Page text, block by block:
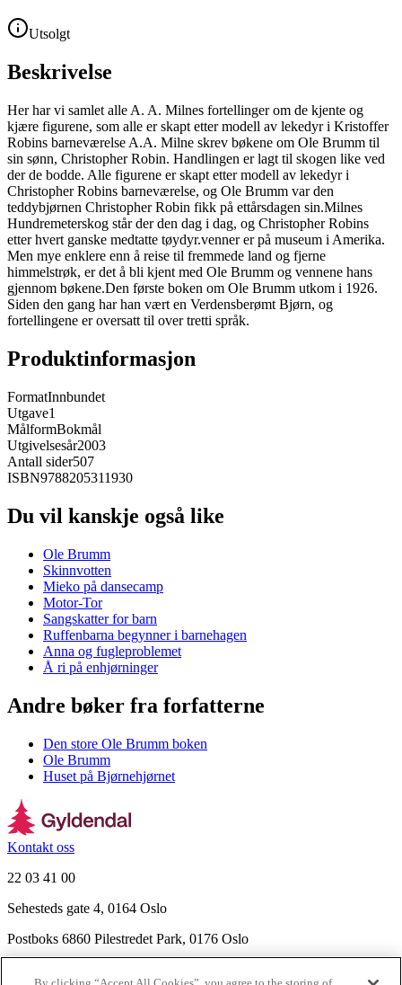
Utsolgt
Beskrivelse
Her har vi samlet alle A. A. Milnes fortellinger om de kjente og
kjære figurene, som alle er skapt etter modell av lekedyr i Kristoffer
Robins barneværelse A.A. Milne skrev bøkene om Ole Brumm til
sin sønn, Christopher Robin. Handlingen er lagt til skogen like ved
der de bodde. Alle figurene er skapt etter modell av lekedyr i
Christopher Robins barneværelse, og Ole Brumm var den
teddybjørnen Christopher Robin fikk på ettårsdagen sin.Milnes
Hundremeterskog står der den dag i dag, og Christopher Robins
etter hvert ganske medtatte tøydyr.venner er på museum i Amerika.
Men mye enklere enn å reise til fremmede land og fjerne
himmelstrøk, er det å bli kjent med Ole Brumm og vennene hans
gjennom bøkene.Den første boken om Ole Brumm utkom i 1926.
Siden den gang har han vært en Verdensberømt Bjørn, og
fortellingene er oversatt til over tretti språk.
Produktinformasjon
FormatInnbundet
Utgave1
MålformBokmål
Utgivelsesår2003
Antall sider507
ISBN9788205311930
Du vil kanskje også like
Ole Brumm
Skinnvotten
Mieko på dansecamp
Motor-Tor
Sangskatter for barn
Ruffenbarna begynner i barnehagen
Anna og fugleproblemet
Å ri på enhjørninger
Andre bøker fra forfatterne
Den store Ole Brumm boken
Ole Brumm
Huset på Bjørnehjørnet
Kontakt oss
22 03 41 00
Sehesteds gate 4, 0164 Oslo
Postboks 6860 Pilestredet Park, 0176 Oslo